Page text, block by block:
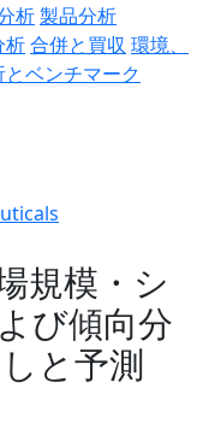
析製品分析
析合併と買収 環境、
ベンチマーク
規模・シ
び傾向分
と予測